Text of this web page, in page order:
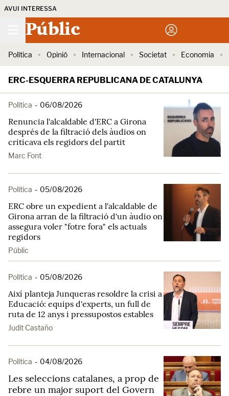
AVUI INTERESSA
Públic
Política Opinió Internacional Societat Economia
ERC-ESQUERRA REPUBLICANA DE CATALUNYA
Política - 06/08/2026
Renuncia l'alcaldable d'ERC a Girona
després de la filtració dels àudios on
criticava els regidors del partit
Marc Font
Política - 05/08/2026
ERC obre un expedient a l'alcaldable de
Girona arran de la filtració d'un àudio on
assegura voler "fotre fora" els actuals
regidors
Públic
Política - 05/08/2026
Així planteja Junqueras resoldre la crisi a
Educació: equips d'experts, un full de
ruta de 12 anys i pressupostos estables
Judit Castaño
Política - 04/08/2026
Les seleccions catalanes, a prop de
rebre un major suport del Govern